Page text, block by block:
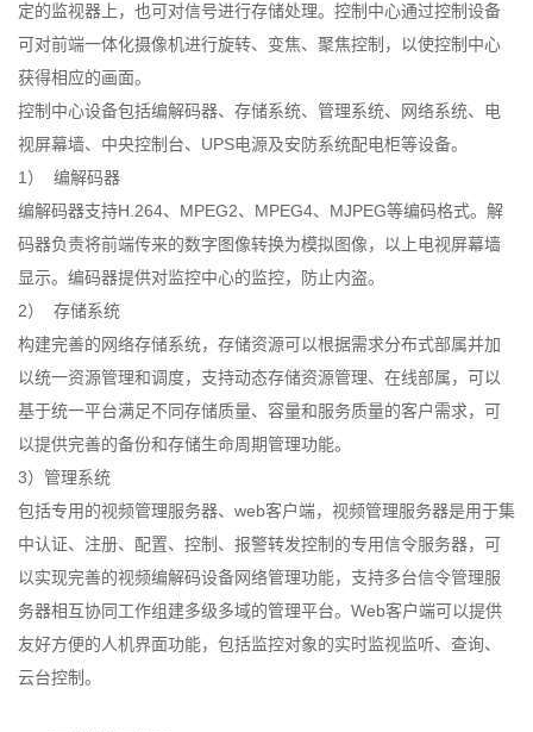
定的监视器上，也可对信号进行存储处理。控制中心通过控制设备
可对前端一体化摄像机进行旋转、变焦、聚焦控制，以使控制中心
获得相应的画面。
控制中心设备包括编解码器、存储系统、管理系统、网络系统、电
视屏幕墙、中央控制台、UPS电源及安防系统配电柜等设备。
1） 编解码器
编解码器支持H.264、MPEG2、MPEG4、MJPEG等编码格式。解
码器负责将前端传来的数字图像转换为模拟图像，以上电视屏幕墙
显示。编码器提供对监控中心的监控，防止内盗。
2） 存储系统
构建完善的网络存储系统，存储资源可以根据需求分布式部属并加
以统一资源管理和调度，支持动态存储资源管理、在线部属，可以
基于统一平台满足不同存储质量、容量和服务质量的客户需求，可
以提供完善的备份和存储生命周期管理功能。
3）管理系统
包括专用的视频管理服务器、web客户端，视频管理服务器是用于集
中认证、注册、配置、控制、报警转发控制的专用信令服务器，可
以实现完善的视频编解码设备网络管理功能，支持多台信令管理服
务器相互协同工作组建多级多域的管理平台。Web客户端可以提供
友好方便的人机界面功能，包括监控对象的实时监视监听、查询、
云台控制。